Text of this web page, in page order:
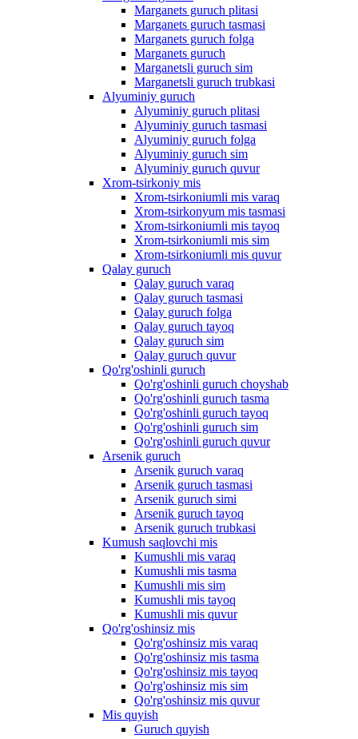
Marganets guruch plitasi
Marganets guruch tasmasi
Marganets guruch folga
Marganets guruch
Marganetsli guruch sim
Marganetsli guruch trubkasi
Alyuminiy guruch
Alyuminiy guruch plitasi
Alyuminiy guruch tasmasi
Alyuminiy guruch folga
Alyuminiy guruch sim
Alyuminiy guruch quvur
Xrom-tsirkoniy mis
Xrom-tsirkoniumli mis varaq
Xrom-tsirkonyum mis tasmasi
Xrom-tsirkoniumli mis tayoq
Xrom-tsirkoniumli mis sim
Xrom-tsirkoniumli mis quvur
Qalay guruch
Qalay guruch varaq
Qalay guruch tasmasi
Qalay guruch folga
Qalay guruch tayoq
Qalay guruch sim
Qalay guruch quvur
Qo'rg'oshinli guruch
Qo'rg'oshinli guruch choyshab
Qo'rg'oshinli guruch tasma
Qo'rg'oshinli guruch tayoq
Qo'rg'oshinli guruch sim
Qo'rg'oshinli guruch quvur
Arsenik guruch
Arsenik guruch varaq
Arsenik guruch tasmasi
Arsenik guruch simi
Arsenik guruch tayoq
Arsenik guruch trubkasi
Kumush saqlovchi mis
Kumushli mis varaq
Kumushli mis tasma
Kumushli mis sim
Kumushli mis tayoq
Kumushli mis quvur
Qo'rg'oshinsiz mis
Qo'rg'oshinsiz mis varaq
Qo'rg'oshinsiz mis tasma
Qo'rg'oshinsiz mis tayoq
Qo'rg'oshinsiz mis sim
Qo'rg'oshinsiz mis quvur
Mis quyish
Guruch quyish